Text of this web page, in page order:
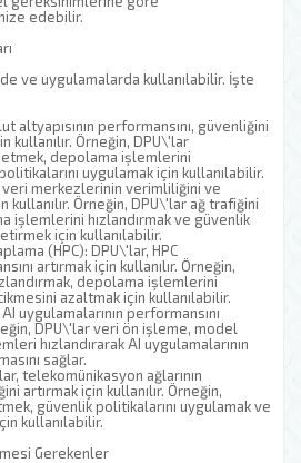
edebilir.
ve uygulamalarda kullanılabilir. İşte
altyapısının performansını, güvenliğini
kullanılır. Örneğin, DPU\'lar
depolama işlemlerini
uygulamak için kullanılabilir.
merkezlerinin verimliliğini ve
kullanılır. Örneğin, DPU\'lar ağ trafiğini
işlemlerini hızlandırmak ve güvenlik
için kullanılabilir.
(HPC): DPU\'lar, HPC
artırmak için kullanılır. Örneğin,
depolama işlemlerini
azaltmak için kullanılabilir.
uygulamalarının performansını
DPU\'lar veri ön işleme, model
hızlandırarak AI uygulamalarının
sağlar.
telekomünikasyon ağlarının
artırmak için kullanılır. Örneğin,
güvenlik politikalarını uygulamak ve
kullanılabilir.
Gerekenler